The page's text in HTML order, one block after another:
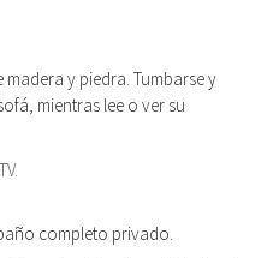
y piedra. Tumbarse y
mientras lee o ver su
completo privado.